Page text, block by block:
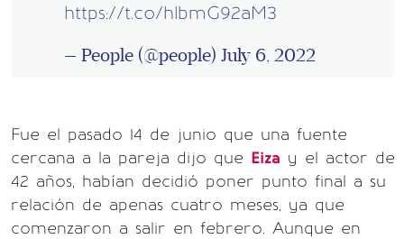
https://t.co/hlbmG92aM3
— People (@people) July 6, 2022
Fue el pasado 14 de junio que una fuente
cercana a la pareja dijo que Eiza y el actor de
42 años, habían decidió poner punto final a su
relación de apenas cuatro meses, ya que
comenzaron a salir en febrero. Aunque en